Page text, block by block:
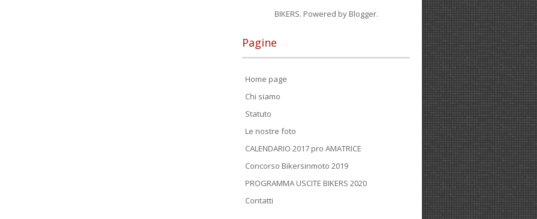
BIKERS. Powered by Blogger.
Pagine
Home page
Chi siamo
Statuto
Le nostre foto
CALENDARIO 2017 pro AMATRICE
Concorso Bikersinmoto 2019
PROGRAMMA USCITE BIKERS 2020
Contatti